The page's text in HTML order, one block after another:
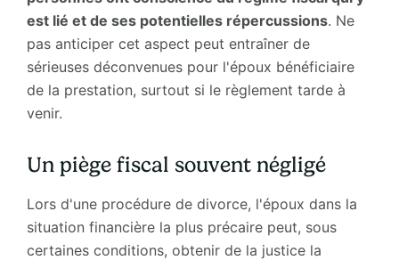
est lié et de ses potentielles répercussions. Ne
pas anticiper cet aspect peut entraîner de
sérieuses déconvenues pour l'époux bénéficiaire
de la prestation, surtout si le règlement tarde à
venir.
Un piège fiscal souvent négligé
Lors d'une procédure de divorce, l'époux dans la
situation financière la plus précaire peut, sous
certaines conditions, obtenir de la justice la